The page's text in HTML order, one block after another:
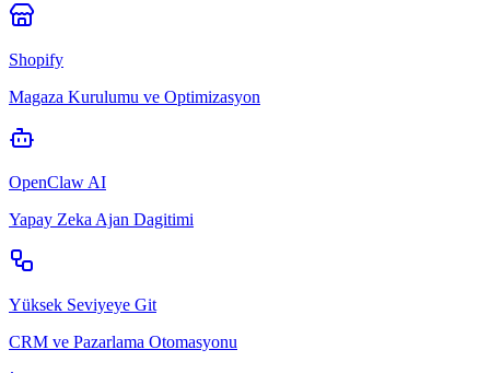
Shopify
Magaza Kurulumu ve Optimizasyon
OpenClaw AI
Yapay Zeka Ajan Dagitimi
Yüksek Seviyeye Git
CRM ve Pazarlama Otomasyonu